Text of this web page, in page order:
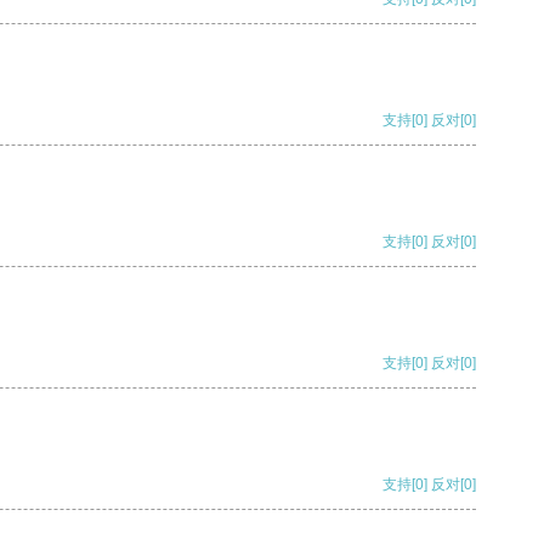
支持[0] 反对[0]
支持[0] 反对[0]
支持[0] 反对[0]
支持[0] 反对[0]